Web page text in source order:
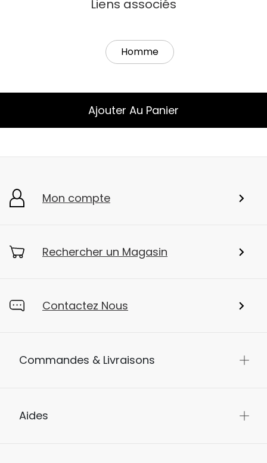
Liens associés
Homme
Ajouter Au Panier
Mon compte
Rechercher un Magasin
Contactez Nous
Commandes & Livraisons
Aides